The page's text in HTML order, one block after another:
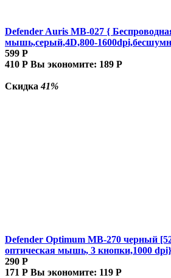
Defender Auris MB-027 {
мышь,серый,4D,800-
599 Р
410 Р Вы экономите: 189 Р
Скидка41%
Defender Optimum MB-270 черный
оптическая мышь, 3 кнопки,1000 dpi}
290 Р
171 Р Вы экономите: 119 Р